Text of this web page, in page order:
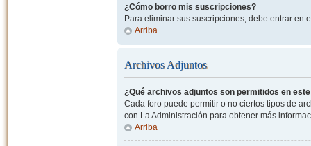
¿Cómo borro mis suscripciones?
Para eliminar sus suscripciones, debe entrar en
Arriba
Archivos Adjuntos
¿Qué archivos adjuntos son permitidos en
Cada foro puede permitir o no ciertos tipos de
con La Administración para obtener más
Arriba